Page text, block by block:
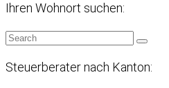
Ihren Wohnort suchen:
Steuerberater nach Kanton: